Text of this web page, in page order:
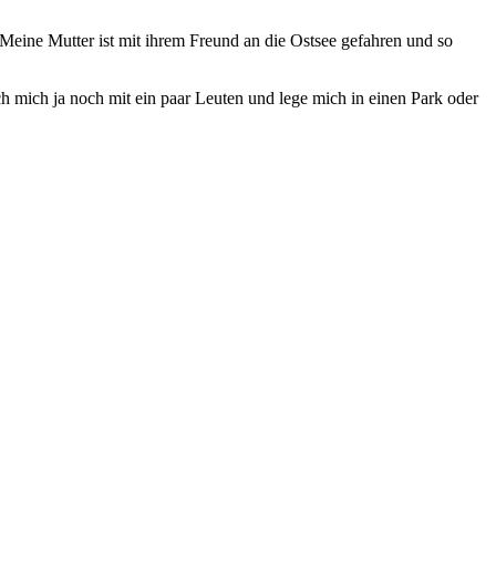
Mutter ist mit ihrem Freund an die Ostsee gefahren und so
mich ja noch mit ein paar Leuten und lege mich in einen Park oder